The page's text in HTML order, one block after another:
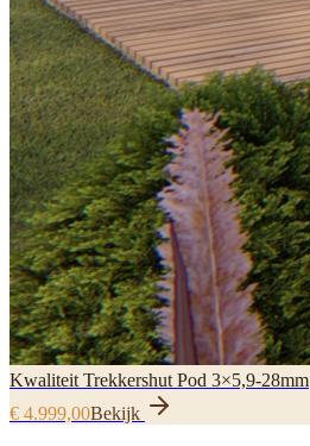
Kwaliteit Trekkershut Pod 3×5,9-28mm
€ 4.999,00Bekijk